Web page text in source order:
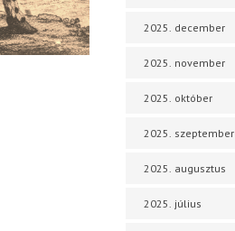
2025. december
2025. november
2025. október
2025. szeptember
2025. augusztus
2025. július